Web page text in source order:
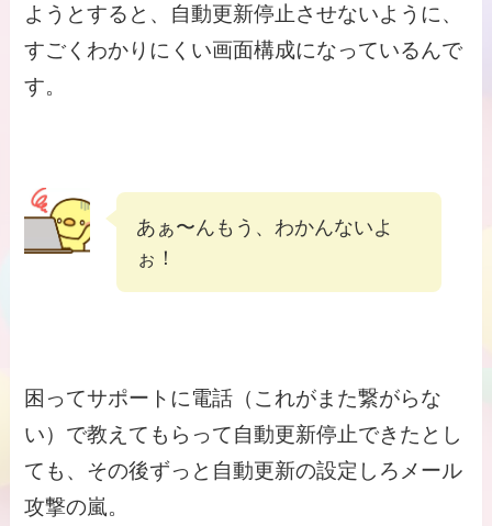
ようとすると、自動更新停止させないように、
すごくわかりにくい画面構成になっているんで
す。
あぁ〜んもう、わかんないよ
ぉ！
困ってサポートに電話（これがまた繋がらな
い）で教えてもらって自動更新停止できたとし
ても、その後ずっと自動更新の設定しろメール
攻撃の嵐。